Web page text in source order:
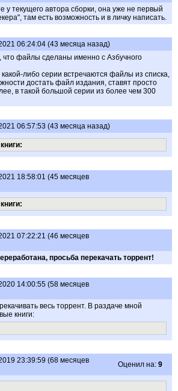
у текущего автора сборки, она уже не первый
там есть возможность и в личку написать.
06:24:04 (43 месяца назад)
файлы сделаны именно с Азбучного
какой-либо серии встречаются файлы из списка,
достать файл издания, ставят просто
в такой большой серии из более чем 300
06:57:53 (43 месяца назад)
18:58:01 (45 месяцев
07:22:21 (46 месяцев
просьба перекачать торрент!
14:00:55 (58 месяцев
весь торрент. В раздаче мной
книги:
23:39:59 (68 месяцев
Оценил на: 9